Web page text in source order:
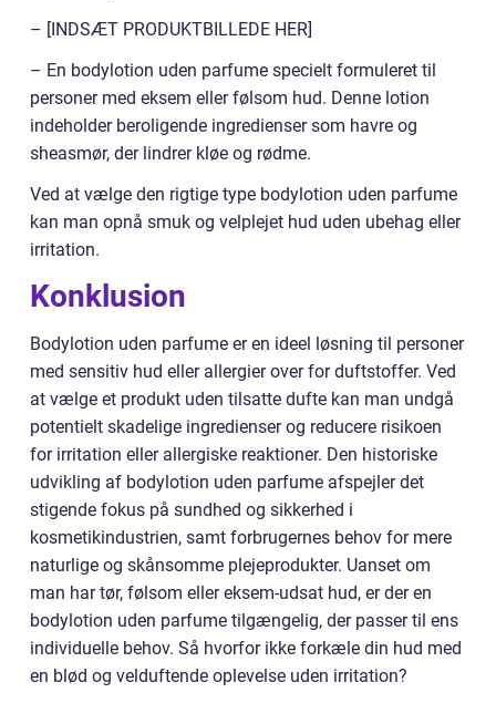
– [INDSÆT PRODUKTBILLEDE HER]
– En bodylotion uden parfume specielt formuleret til
personer med eksem eller følsom hud. Denne lotion
indeholder beroligende ingredienser som havre og
sheasmør, der lindrer kløe og rødme.
Ved at vælge den rigtige type bodylotion uden parfume
kan man opnå smuk og velplejet hud uden ubehag eller
irritation.
Konklusion
Bodylotion uden parfume er en ideel løsning til personer
med sensitiv hud eller allergier over for duftstoffer. Ved
at vælge et produkt uden tilsatte dufte kan man undgå
potentielt skadelige ingredienser og reducere risikoen
for irritation eller allergiske reaktioner. Den historiske
udvikling af bodylotion uden parfume afspejler det
stigende fokus på sundhed og sikkerhed i
kosmetikindustrien, samt forbrugernes behov for mere
naturlige og skånsomme plejeprodukter. Uanset om
man har tør, følsom eller eksem-udsat hud, er der en
bodylotion uden parfume tilgængelig, der passer til ens
individuelle behov. Så hvorfor ikke forkæle din hud med
en blød og velduftende oplevelse uden irritation?